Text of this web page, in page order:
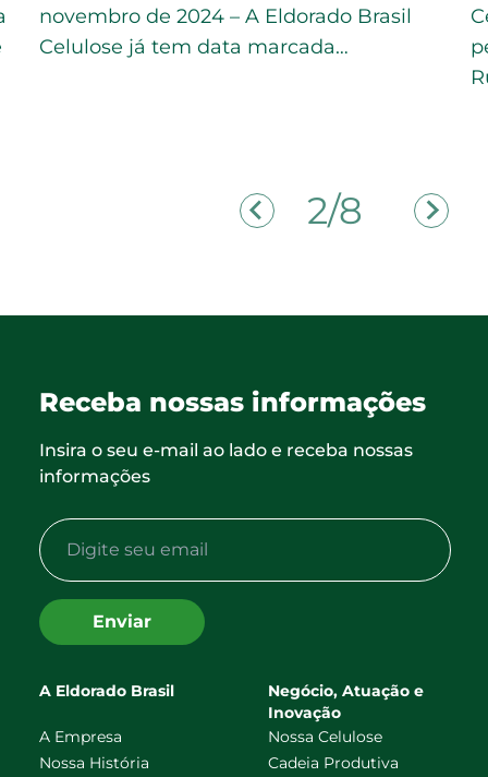
novembro de 2024 – A Eldorado Brasil
Celulose já tem data marcada…
2/8
Receba nossas informações
Insira o seu e-mail ao lado e receba nossas
informações
Enviar
A Eldorado Brasil
A Empresa
Nossa História
Negócio, Atuação e
Inovação
Nossa Celulose
Cadeia Produtiva